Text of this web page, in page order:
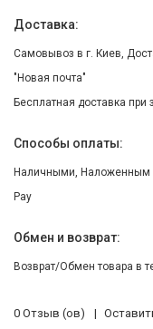
Доставка:
Самовывоз в г. Киев,
"Новая почта"
Бесплатная доставка при
Способы оплаты:
Наличными, Наложенным
Pay
Обмен и возврат:
Возврат/Обмен товара в
0 Отзыв (ов)